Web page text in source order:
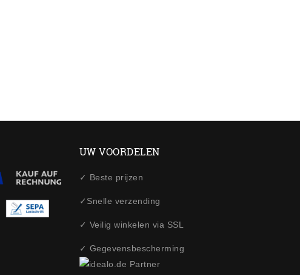
UW VOORDELEN
✓ Beste prijzen
✓Snelle verzending
✓ Veilig winkelen via SSL
✓ Gegevensbescherming